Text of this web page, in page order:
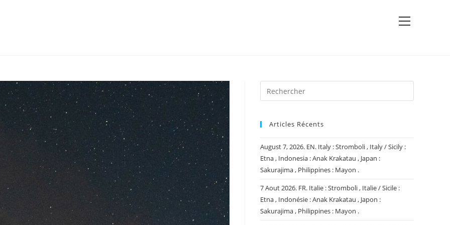
View
Articles Récents
August 7, 2026. EN. Italy : Stromboli , Italy / Sicily :
Etna , Indonesia : Anak Krakatau , Japan :
Sakurajima , Philippines : Mayon .
7 Aout 2026. FR. Italie : Stromboli , Italie / Sicile :
Etna , Indonésie : Anak Krakatau , Japon :
Sakurajima , Philippines : Mayon .